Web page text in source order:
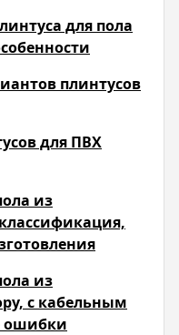
для пола
плинтусов
для ПВХ
из
из
с кабельным
ошибки